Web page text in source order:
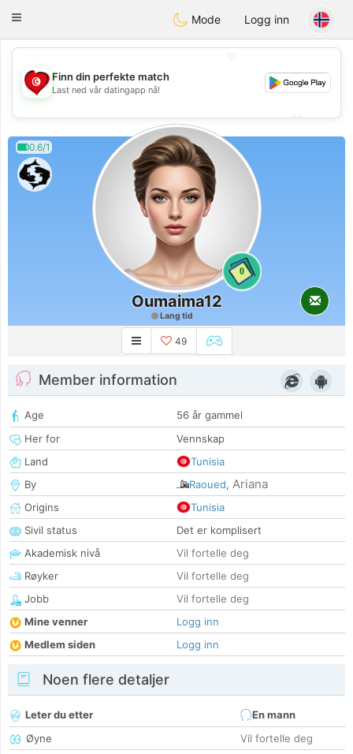
Tunisia Dating
Toggle
Mode Logg inn
💖
💕
💕
Finn din perfekte match
Last ned vår datingapp nå!
0.6/1
0
Oumaima12
Lang tid
49
Member information
Age
56 år gammel
Her for
Vennskap
Land
Tunisia
By
Raoued, Ariana
Origins
Tunisia
Sivil status
Det er komplisert
Akademisk nivå
Vil fortelle deg
Røyker
Vil fortelle deg
Jobb
Vil fortelle deg
Mine venner
Logg inn
Medlem siden
Logg inn
Noen flere detaljer
Leter du etter
En mann
Øyne
Vil fortelle deg